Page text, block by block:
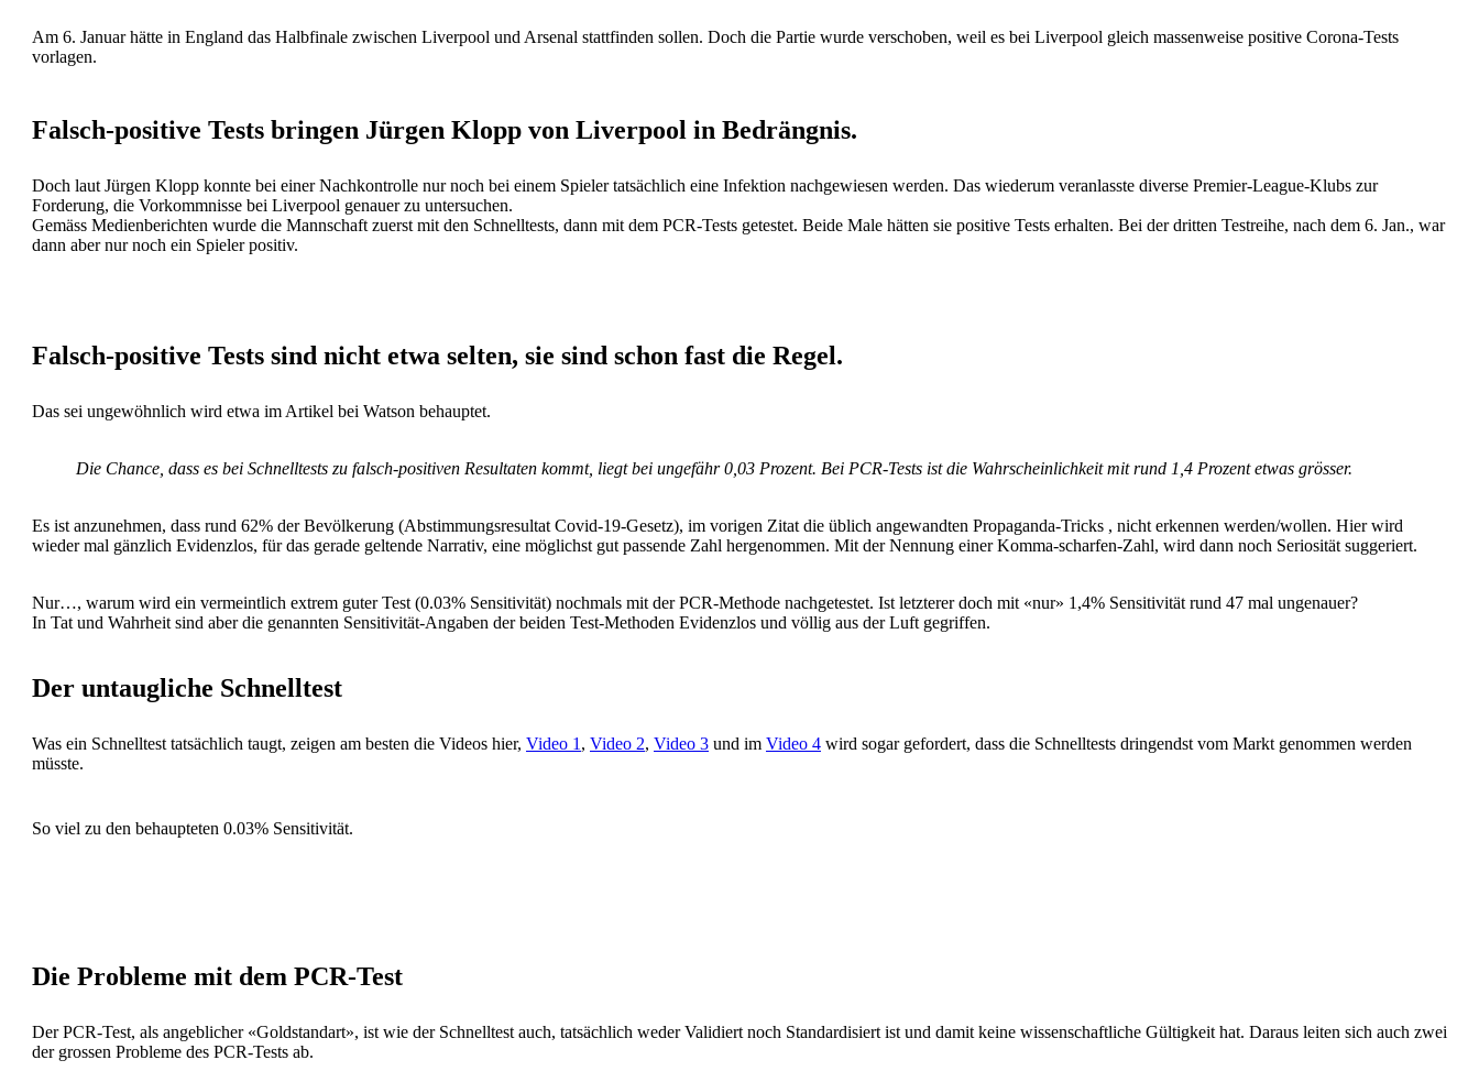
Am 6. Januar hätte in England das Halbfinale zwischen Liverpool und Arsenal stattfinden sollen. Doch die Partie wurde verschoben, weil es bei Liverpool gleich massenweise positive Corona-Tests
vorlagen.
Falsch-positive Tests bringen Jürgen Klopp von Liverpool in Bedrängnis.
Doch laut Jürgen Klopp konnte bei einer Nachkontrolle nur noch bei einem Spieler tatsächlich eine Infektion nachgewiesen werden. Das wiederum veranlasste diverse Premier-League-Klubs zur
Forderung, die Vorkommnisse bei Liverpool genauer zu untersuchen.
Gemäss Medienberichten wurde die Mannschaft zuerst mit den Schnelltests, dann mit dem PCR-Tests getestet. Beide Male hätten sie positive Tests erhalten. Bei der dritten Testreihe, nach dem 6. Jan., war
dann aber nur noch ein Spieler positiv.
Falsch-positive Tests sind nicht etwa selten, sie sind schon fast die Regel.
Das sei ungewöhnlich wird etwa im Artikel bei Watson behauptet.
Die Chance, dass es bei Schnelltests zu falsch-positiven Resultaten kommt, liegt bei ungefähr 0,03 Prozent. Bei PCR-Tests ist die Wahrscheinlichkeit mit rund 1,4 Prozent etwas grösser.
Es ist anzunehmen, dass rund 62% der Bevölkerung (Abstimmungsresultat Covid-19-Gesetz), im vorigen Zitat die üblich angewandten Propaganda-Tricks , nicht erkennen werden/wollen. Hier wird
wieder mal gänzlich Evidenzlos, für das gerade geltende Narrativ, eine möglichst gut passende Zahl hergenommen. Mit der Nennung einer Komma-scharfen-Zahl, wird dann noch Seriosität suggeriert.
Nur…, warum wird ein vermeintlich extrem guter Test (0.03% Sensitivität) nochmals mit der PCR-Methode nachgetestet. Ist letzterer doch mit «nur» 1,4% Sensitivität rund 47 mal ungenauer?
In Tat und Wahrheit sind aber die genannten Sensitivität-Angaben der beiden Test-Methoden Evidenzlos und völlig aus der Luft gegriffen.
Der untaugliche Schnelltest
Was ein Schnelltest tatsächlich taugt, zeigen am besten die Videos hier, Video 1 , Video 2, Video 3 und im Video 4 wird sogar gefordert, dass die Schnelltests dringendst vom Markt genommen werden
müsste.
So viel zu den behaupteten 0.03% Sensitivität.
Die Probleme mit dem PCR-Test
Der PCR-Test, als angeblicher «Goldstandart», ist wie der Schnelltest auch, tatsächlich weder Validiert noch Standardisiert ist und damit keine wissenschaftliche Gültigkeit hat. Daraus leiten sich auch zwei
der grossen Probleme des PCR-Tests ab.